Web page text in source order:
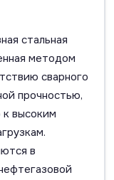
стальная
методом
сварного
прочностью,
высоким
в